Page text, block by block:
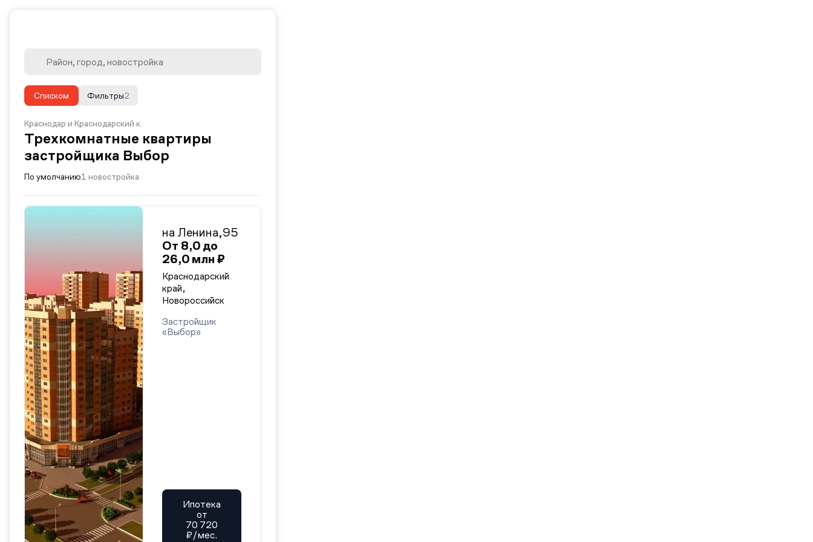
Списком 2
Фильтры
Краснодар и Краснодарский к.
Трехкомнатные квартиры
застройщика Выбор
По умолчанию1 новостройка
на Ленина,95
От 8,0 до
26,0 млн ₽
Краснодарский
край,
Новороссийск
Застройщик
«Выбор»
Ипотека
от
70 720
₽/мес.